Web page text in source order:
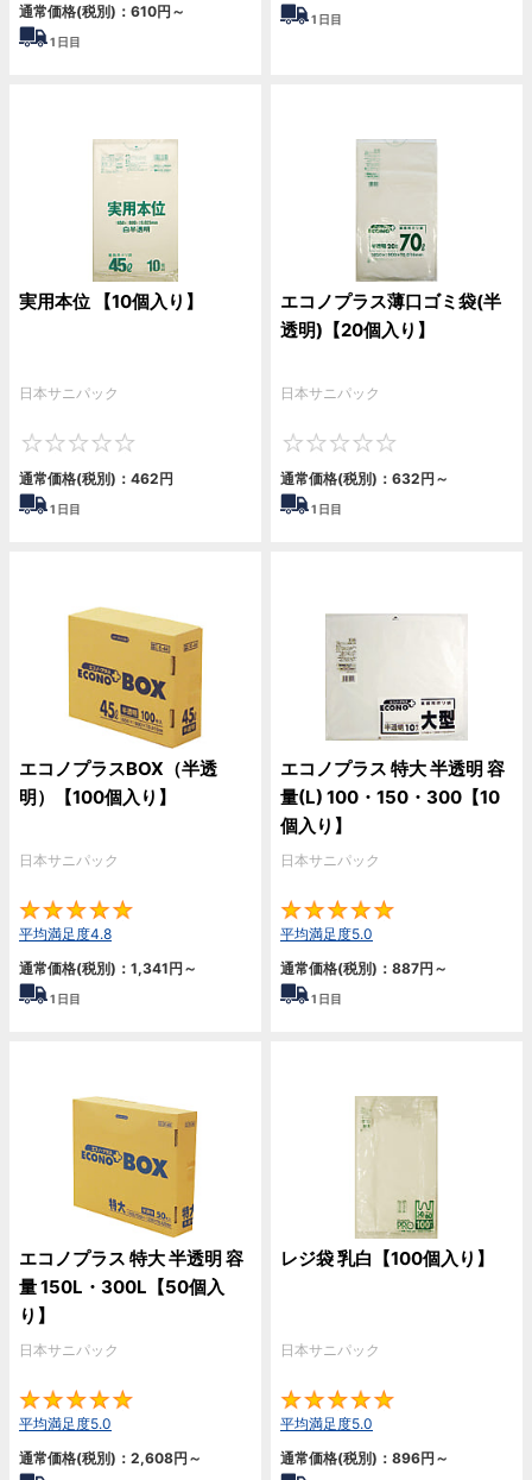
通常価格(税別)： 610円 ～
1 日目
1 日目
実用本位 【10個入り】
日本サニパック
通常価格(税別)： 462円
1 日目
エコノプラス薄口ゴミ袋(半
透明)【20個入り】
日本サニパック
通常価格(税別)： 632円 ～
1 日目
エコノプラスBOX（半透
明）【100個入り】
日本サニパック
平均満足度4.8
通常価格(税別)： 1,341円 ～
1 日目
エコノプラス 特大 半透明 容
量(L) 100・150・300【10
個入り】
日本サニパック
平均満足度5.0
通常価格(税別)： 887円 ～
1 日目
エコノプラス 特大 半透明 容
量 150L・300L【50個入
り】
日本サニパック
平均満足度5.0
通常価格(税別)： 2,608円 ～
レジ袋 乳白【100個入り】
日本サニパック
平均満足度5.0
通常価格(税別)： 896円 ～